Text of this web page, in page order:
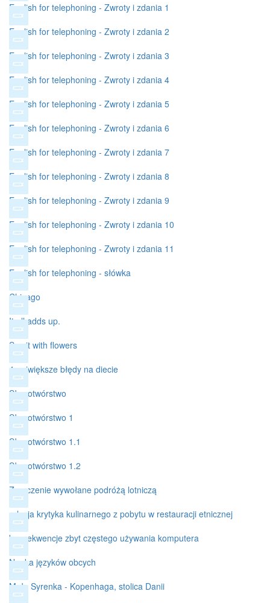
English for telephoning - Zwroty i zdania 1
English for telephoning - Zwroty i zdania 2
English for telephoning - Zwroty i zdania 3
English for telephoning - Zwroty i zdania 4
English for telephoning - Zwroty i zdania 5
English for telephoning - Zwroty i zdania 6
English for telephoning - Zwroty i zdania 7
English for telephoning - Zwroty i zdania 8
English for telephoning - Zwroty i zdania 9
English for telephoning - Zwroty i zdania 10
English for telephoning - Zwroty i zdania 11
English for telephoning - słówka
Chicago
It all adds up.
Say it with flowers
4 największe błędy na diecie
Słowotwórstwo
Słowotwórstwo 1
Słowotwórstwo 1.1
Słowotwórstwo 1.2
Zmęczenie wywołane podróżą lotniczą
relacja krytyka kulinarnego z pobytu w restauracji etnicznej
konsekwencje zbyt częstego używania komputera
Nauka języków obcych
Mała Syrenka - Kopenhaga, stolica Danii